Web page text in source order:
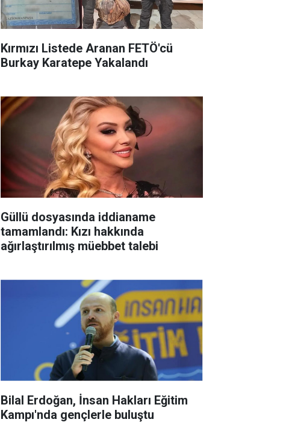
Kırmızı Listede Aranan FETÖ'cü
Burkay Karatepe Yakalandı
Güllü dosyasında iddianame
tamamlandı: Kızı hakkında
ağırlaştırılmış müebbet talebi
Bilal Erdoğan, İnsan Hakları Eğitim
Kampı'nda gençlerle buluştu